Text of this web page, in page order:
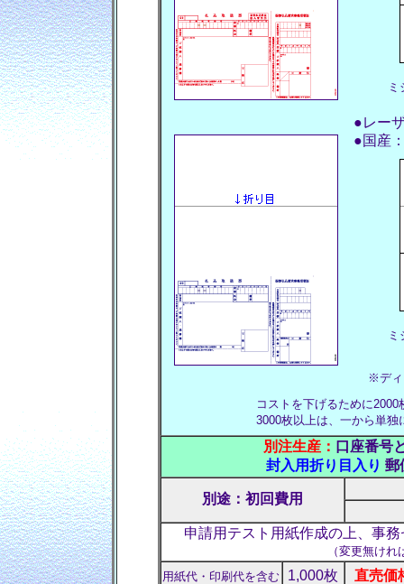
●レー
●国産
※ディ
コストを下げるために
3000枚以上は、一から単独
別注生産： 口座番号
封入用折り目入り 郵
別途：初回費用
申請用テスト用紙作成の上、事
（変更無け
用紙代・印刷代を含む
1,000枚 直売価